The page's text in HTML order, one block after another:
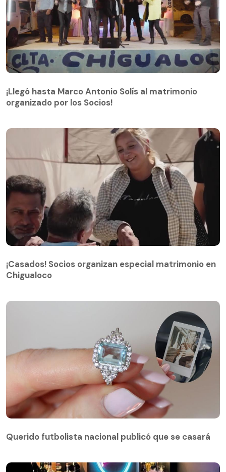
organizado por los Socios!
¡Llegó hasta Marco Antonio Solís al matrimonio
organizado por los Socios!
Chigualoco
¡Casados! Socios organizan especial matrimonio en
Chigualoco
Querido futbolista nacional publicó que se casará